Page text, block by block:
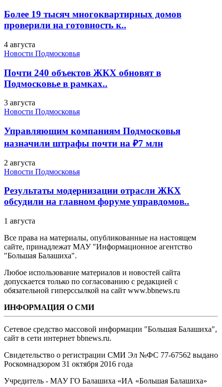
Более 19 тысяч многоквартирных домов
проверили на готовность к..
4 августа
Новости Подмосковья
Почти 240 объектов ЖКХ обновят в
Подмосковье в рамках..
3 августа
Новости Подмосковья
Управляющим компаниям Подмосковья
назначили штрафы почти на ₽7 млн
2 августа
Новости Подмосковья
Результаты модернизации отрасли ЖКХ
обсудили на главном форуме управдомов..
1 августа
Все права на материалы, опубликованные на настоящем
сайте, принадлежат МАУ "Информационное агентство
"Большая Балашиха".
Любое использование материалов и новостей сайта
допускается только по согласованию с редакцией с
обязательной гиперссылкой на сайт www.bbnews.ru
ИНФОРМАЦИЯ О СМИ
Сетевое средство массовой информации "Большая Балашиха",
сайт в сети интернет bbnews.ru.
Свидетельство о регистрации СМИ Эл №ФС ‎77-67562 выдано
Роскомнадзором 31 октября 2016 года
Учредитель - МАУ ГО Балашиха «ИА «Большая Балашиха»